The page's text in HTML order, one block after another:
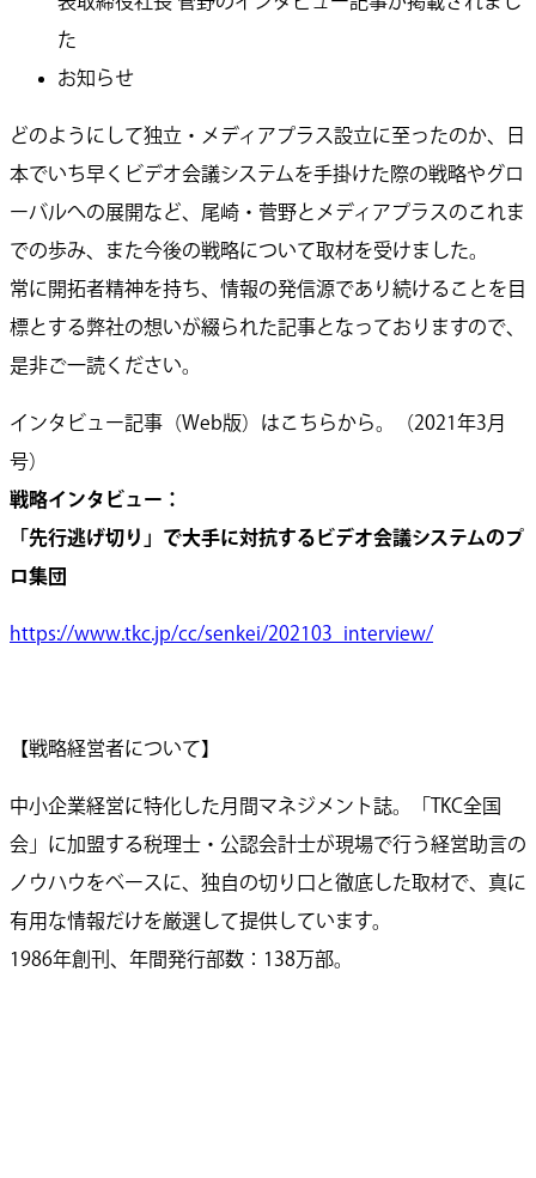
た
お知らせ
どのようにして独立・メディアプラス設立に至ったのか、日
本でいち早くビデオ会議システムを手掛けた際の戦略やグロ
ーバルへの展開など、尾崎・菅野とメディアプラスのこれま
での歩み、また今後の戦略について取材を受けました。
常に開拓者精神を持ち、情報の発信源であり続けることを目
標とする弊社の想いが綴られた記事となっておりますので、
是非ご一読ください。
インタビュー記事（Web版）はこちらから。（2021年3月
号）
戦略インタビュー：
「先行逃げ切り」で大手に対抗するビデオ会議システムのプ
ロ集団
https://www.tkc.jp/cc/senkei/202103_interview/
【戦略経営者について】
中小企業経営に特化した月間マネジメント誌。「TKC全国
会」に加盟する税理士・公認会計士が現場で行う経営助言の
ノウハウをベースに、独自の切り口と徹底した取材で、真に
有用な情報だけを厳選して提供しています。
1986年創刊、年間発行部数：138万部。